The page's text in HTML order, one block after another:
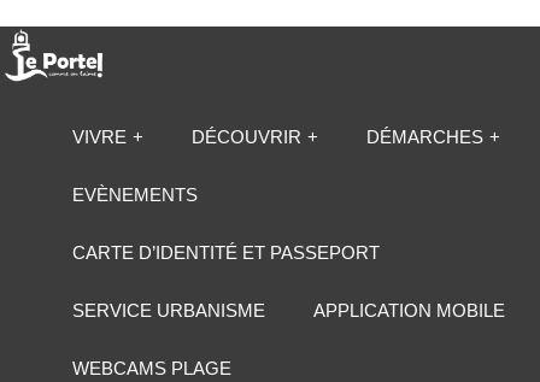
VIVRE DÉCOUVRIR DÉMARCHES
EVÈNEMENTS
CARTE D’IDENTITÉ ET PASSEPORT
SERVICE URBANISME APPLICATION MOBILE
WEBCAMS PLAGE